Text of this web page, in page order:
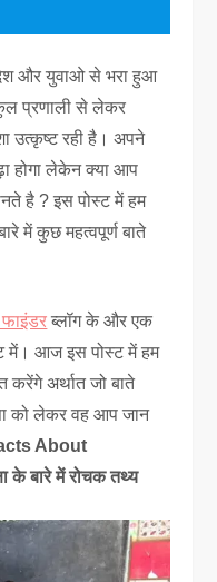
देश और युवाओ से भरा हुआ
प्रणाली से लेकर
उत्कृष्ट रही है। अपने
होगा लेकेन क्या आप
है ? इस पोस्ट में हम
में कुछ महत्वपूर्ण बाते
ब्लॉग के और एक
में। आज इस पोस्ट में हम
करेंगे अर्थात जो बाते
को लेकर वह आप जान
About
के बारे में रोचक तथ्य